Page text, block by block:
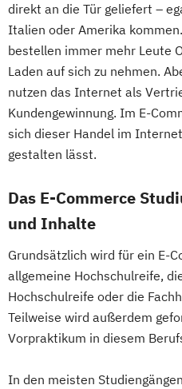
direkt an die Tür geliefert –
Italien oder Amerika
bestellen immer mehr Leute
Laden auf sich zu nehmen.
nutzen das Internet als
Kundengewinnung. Im E-
sich dieser Handel im
gestalten lässt.
Das E-Commerce
und Inhalte
Grundsätzlich wird für ein E-
allgemeine Hochschulreife,
Hochschulreife oder die
Teilweise wird außerdem
Vorpraktikum in diesem
In den meisten